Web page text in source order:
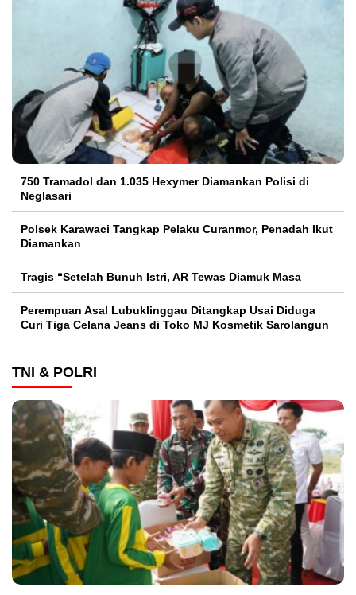
750 Tramadol dan 1.035 Hexymer Diamankan Polisi di
Neglasari
Polsek Karawaci Tangkap Pelaku Curanmor, Penadah Ikut
Diamankan
Tragis “Setelah Bunuh Istri, AR Tewas Diamuk Masa
Perempuan Asal Lubuklinggau Ditangkap Usai Diduga
Curi Tiga Celana Jeans di Toko MJ Kosmetik Sarolangun
TNI & POLRI